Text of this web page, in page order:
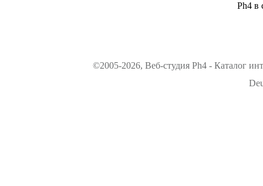
Ph4 в
©2005-2026, Веб-студия Ph4 - Каталог